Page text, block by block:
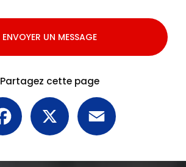
ENVOYER UN MESSAGE
Partagez cette page
Facebook